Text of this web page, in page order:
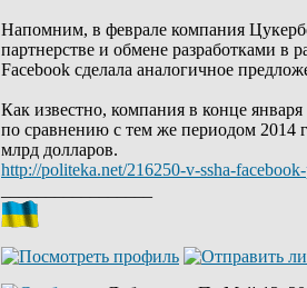
Напомним, в феврале компания
партнерстве и обмене разработками в
Facebook сделала аналогичное
Как известно, компания в конце
по сравнению с тем же периодом 2014
млрд долларов.
http://politeka.net/216250-v-ssha-